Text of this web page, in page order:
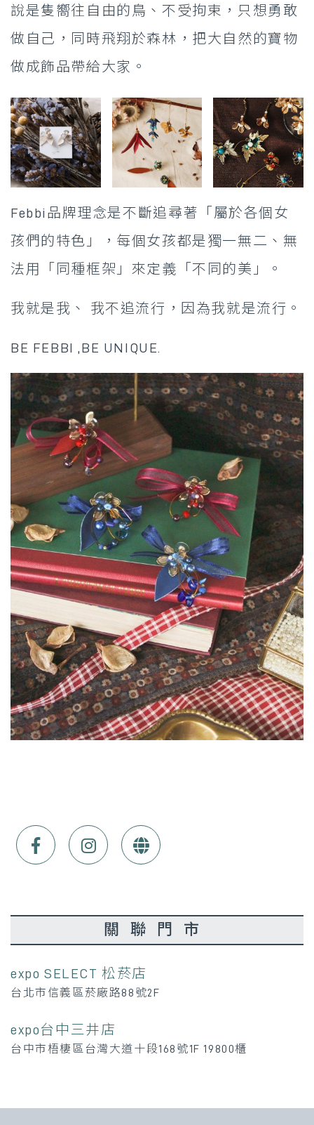
說是隻嚮往自由的鳥、不受拘束，只想勇敢
做自己，同時飛翔於森林，把大自然的寶物
做成飾品帶給大家。
Febbi品牌理念是不斷追尋著「屬於各個女
孩們的特色」，每個女孩都是獨一無二、無
法用「同種框架」來定義「不同的美」。
我就是我、 我不追流行， 因為我就是流行。
BE FEBBI ,BE UNIQUE.
關聯門市
expo SELECT 松菸店
台北市信義區菸廠路88號2F
expo台中三井店
台中市梧棲區台灣大道十段168號1F 19800櫃